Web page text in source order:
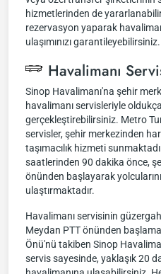
hizmetlerinden de
rezervasyon yaparak
ulaşımınızı garantileyebilirsiniz.
Havalimanı
Sinop Havalimanı'na şehir
havalimanı servisleriyle
gerçekleştirebilirsiniz. Metro
servisler, şehir merkezinden
taşımacılık hizmeti
saatlerinden 90 dakika önce,
önünden başlayarak
ulaştırmaktadır.
Havalimanı servisinin
Meydan PTT önünden
Önü'nü takiben Sinop
servis sayesinde, yaklaşık 20